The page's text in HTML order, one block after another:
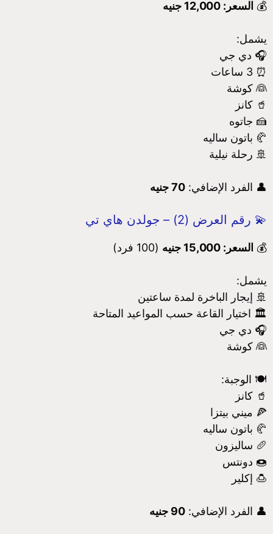
💰 السعر: 12,000 جنيه
يشمل:
🎧 دي جي
⏰ 3 ساعات
👰 كوشة
🥤 كانز
🍰 جاتوه
🥐 باتون ساليه
🚢 رحلة نيلية
👤 الفرد الإضافي: 70 جنيه
💫 رقم العرض (2) – جولدن هاي تي
💰 السعر: 15,000 جنيه (100 فرد)
يشمل:
🚢 إيجار الباخرة لمدة ساعتين
🏛️ اختيار القاعة حسب المواعيد المتاحة
🎧 دي جي
👰 كوشة
🍽️ الوجبة:
🥤 كانز
🍕 ميني بيتزا
🥐 باتون ساليه
🥖 ساليزون
🍩 دونتس
🍮 إكلير
👤 الفرد الإضافي: 90 جنيه